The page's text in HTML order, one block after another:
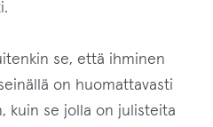
se, että ihminen
on huomattavasti
kuin se jolla on julisteita